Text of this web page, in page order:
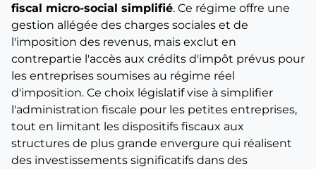
fiscal micro-social simplifié. Ce régime offre une
gestion allégée des charges sociales et de
l'imposition des revenus, mais exclut en
contrepartie l'accès aux crédits d'impôt prévus pour
les entreprises soumises au régime réel
d'imposition. Ce choix législatif vise à simplifier
l'administration fiscale pour les petites entreprises,
tout en limitant les dispositifs fiscaux aux
structures de plus grande envergure qui réalisent
des investissements significatifs dans des